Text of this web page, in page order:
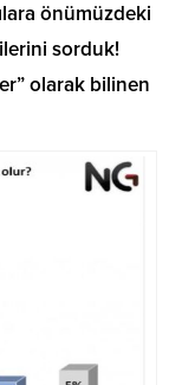
önümüzdeki
sorduk!
olarak bilinen